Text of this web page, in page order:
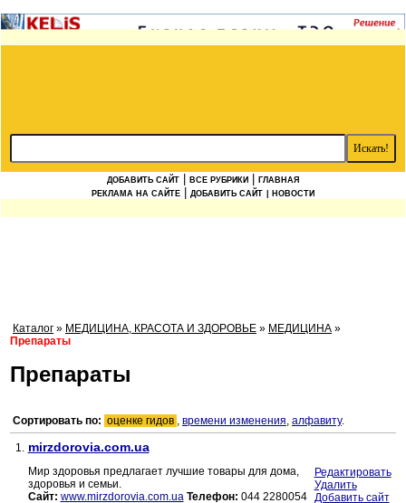
ДОБАВИТЬ САЙТ ВСЕ РУБРИКИ
ГЛАВНАЯ
РЕКЛАМА НА САЙТЕ
ДОБАВИТЬ САЙТ | НОВОСТИ
Каталог » МЕДИЦИНА, КРАСОТА И ЗДОРОВЬЕ » МЕДИЦИНА »
Препараты
Препараты
Сортировать по: оценке гидов , времени изменения, алфавиту.
1. mirzdorovia.com.ua
Мир здоровья предлагает лучшие товары для дома,
здоровья и семьи.
Сайт: www.mirzdorovia.com.ua Телефон: 044 2280054
Редактировать
Удалить
Добавить сайт